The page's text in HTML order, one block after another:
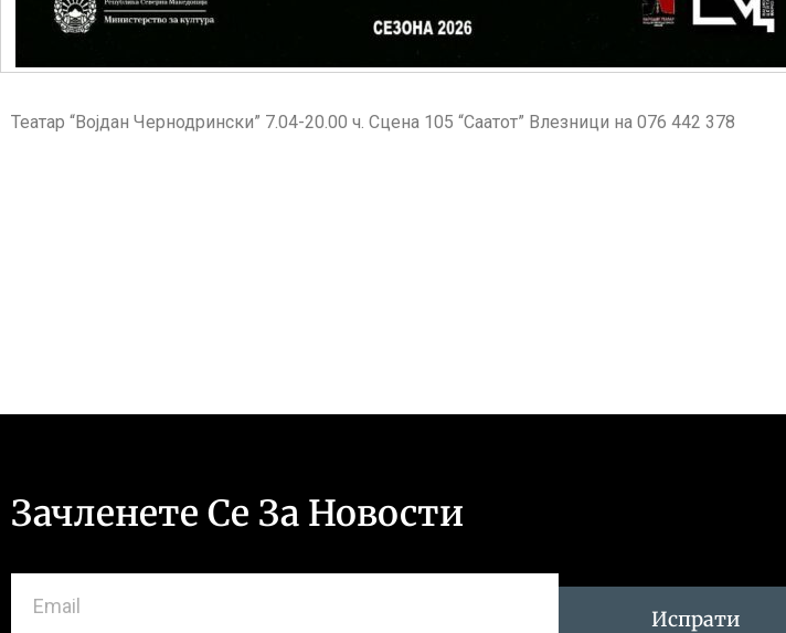
Театар “Војдан Чернодрински” 7.04-20.00 ч. Сцена 105 “Саатот” Влезници на 076 442 378
Зачленете Се За Новости
Испрати